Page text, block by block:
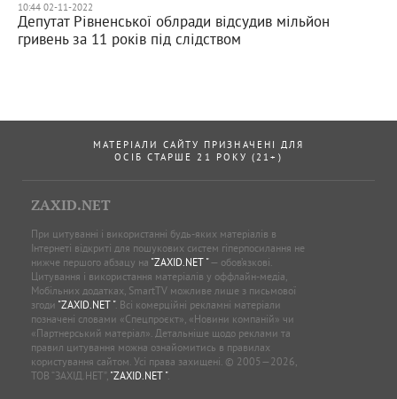
10:44 02-11-2022
Депутат Рівненської облради відсудив мільйон
гривень за 11 років під слідством
МАТЕРІАЛИ САЙТУ ПРИЗНАЧЕНІ ДЛЯ
ОСІБ СТАРШЕ 21 РОКУ (21+)
ZAXID.NET
При цитуванні і використанні будь-яких матеріалів в
Інтернеті відкриті для пошукових систем гіперпосилання не
нижче першого абзацу на "ZAXID.NET "— обов’язкові.
Цитування і використання матеріалів у оффлайн-медіа,
Мобільних додатках, SmartTV можливе лише з письмової
згоди "ZAXID.NET ". Всі комерційні рекламні матеріали
позначені словами «Спецпроєкт», «Новини компаній» чи
«Партнерський матеріал». Детальніше щодо реклами та
правил цитування можна ознайомитись в правилах
користування сайтом. Усі права захищені. © 2005—2026,
ТОВ “ЗАХІД.НЕТ”, "ZAXID.NET ".